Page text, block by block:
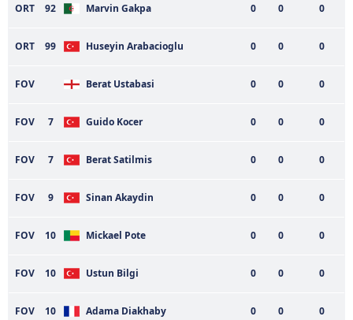
ORT 92 Marvin Gakpa 0 0 0
ORT 99 Huseyin Arabacioglu 0 0 0
FOV Berat Ustabasi 0 0 0
FOV 7 Guido Kocer 0 0 0
FOV 7 Berat Satilmis 0 0 0
FOV 9 Sinan Akaydin 0 0 0
FOV 10 Mickael Pote 0 0 0
FOV 10 Ustun Bilgi 0 0 0
FOV 10 Adama Diakhaby 0 0 0